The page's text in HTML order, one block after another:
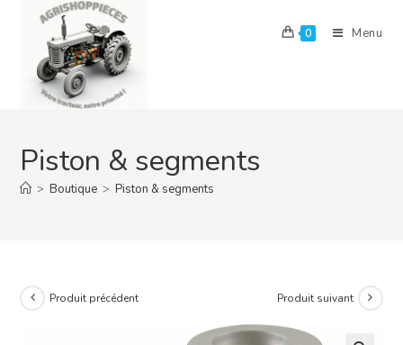
content
0 Menu
Piston & segments
> Boutique > Piston & segments
Produit précédent Produit suivant